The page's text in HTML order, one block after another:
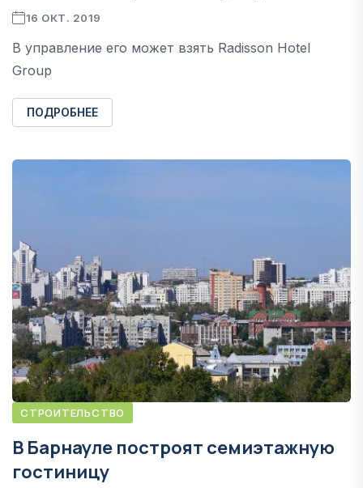
16 ОКТ. 2019
В управление его может взять Radisson Hotel
Group
ПОДРОБНЕЕ
СТРОИТЕЛЬСТВО
В Барнауле построят семиэтажную
гостиницу